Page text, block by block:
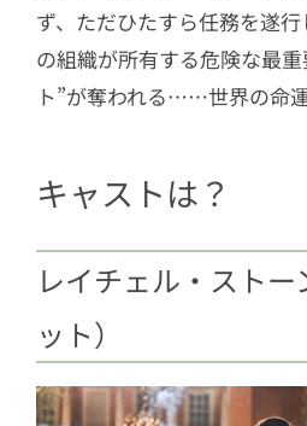
ず、ただひたすら任務を遂
の組織が所有する危険な最
ト”が奪われる……世界の命
キャストは？
レイチェル・スト
ット）